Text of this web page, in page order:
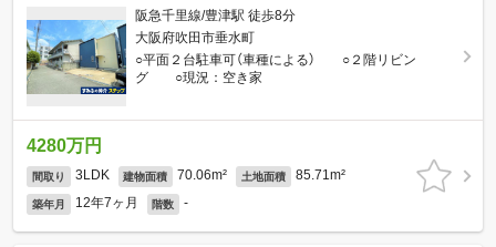
阪急千里線/豊津駅 徒歩8分
大阪府吹田市垂水町
○平面２台駐車可（車種による） ○２階リビン
グ ○現況：空き家
4280万円
間取り 3LDK 建物面積 70.06m² 土地面積 85.71m²
築年月 12年7ヶ月 階数 -